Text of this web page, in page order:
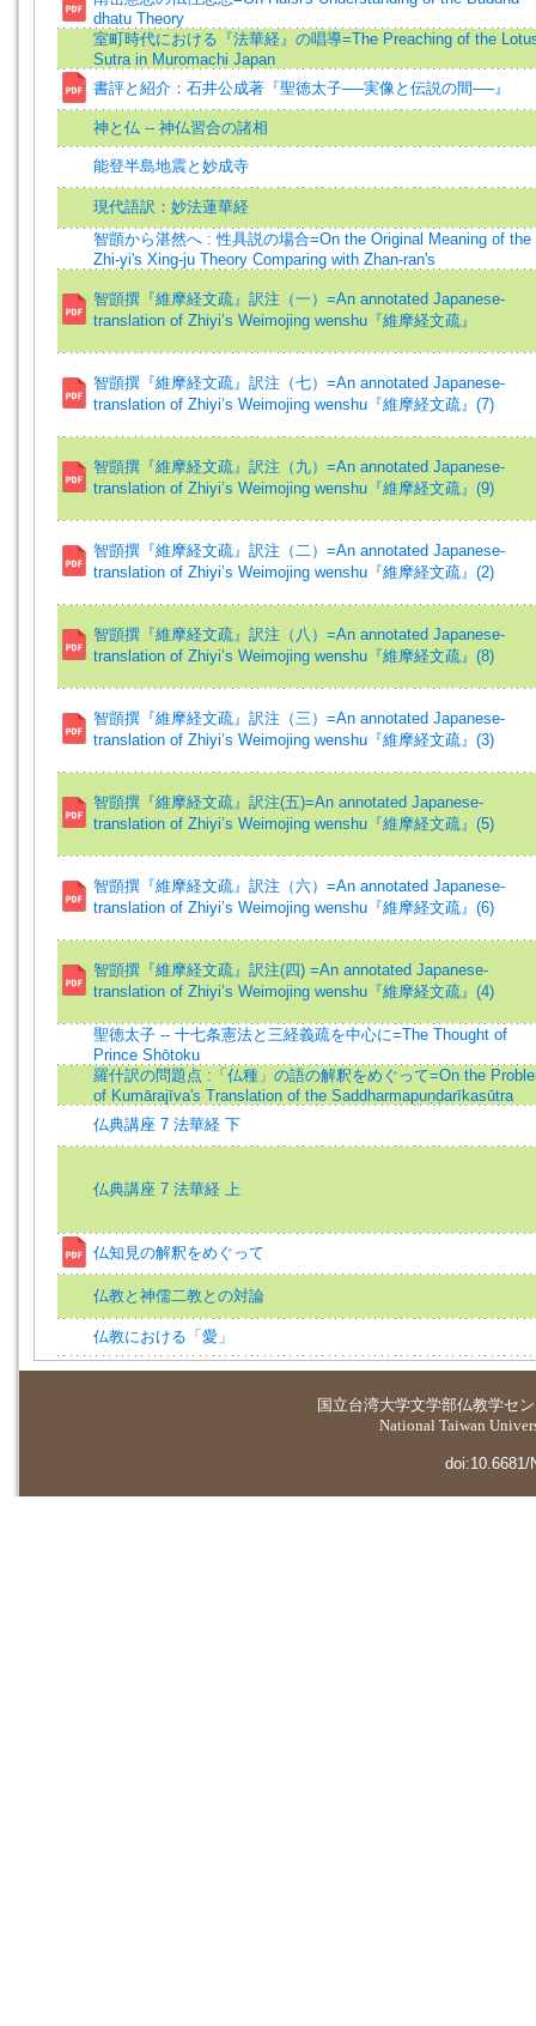
dhatu Theory
室町時代における『法華経』の唱導=The Preaching of the
Sutra in Muromachi Japan
書評と紹介：石井公成著『聖徳太子──実像と伝説の間──』
神と仏 -- 神仏習合の諸相
能登半島地震と妙成寺
現代語訳：妙法蓮華経
智顗から湛然へ : 性具説の場合=On the Original Meaning of the
Zhi-yi's Xing-ju Theory Comparing with Zhan-ran's
智顗撰『維摩経文疏』訳注（一）=An annotated Japanese-
translation of Zhiyi’s Weimojing wenshu『維摩経文疏』
智顗撰『維摩経文疏』訳注（七）=An annotated Japanese-
translation of Zhiyi’s Weimojing wenshu『維摩経文疏』(7)
智顗撰『維摩経文疏』訳注（九）=An annotated Japanese-
translation of Zhiyi’s Weimojing wenshu『維摩経文疏』(9)
智顗撰『維摩経文疏』訳注（二）=An annotated Japanese-
translation of Zhiyi’s Weimojing wenshu『維摩経文疏』(2)
智顗撰『維摩経文疏』訳注（八）=An annotated Japanese-
translation of Zhiyi’s Weimojing wenshu『維摩経文疏』(8)
智顗撰『維摩経文疏』訳注（三）=An annotated Japanese-
translation of Zhiyi’s Weimojing wenshu『維摩経文疏』(3)
智顗撰『維摩経文疏』訳注(五)=An annotated Japanese-
translation of Zhiyi’s Weimojing wenshu『維摩経文疏』(5)
智顗撰『維摩経文疏』訳注（六）=An annotated Japanese-
translation of Zhiyi’s Weimojing wenshu『維摩経文疏』(6)
智顗撰『維摩経文疏』訳注(四) =An annotated Japanese-
translation of Zhiyi’s Weimojing wenshu『維摩経文疏』(4)
聖徳太子 -- 十七条憲法と三経義疏を中心に=The Thought of
Prince Shōtoku
羅什訳の問題点 :「仏種」の語の解釈をめぐって=On the
of Kumārajīva's Translation of the Saddharmapuṇḍarīkasūtra
仏典講座 7 法華経 下
仏典講座 7 法華経 上
仏知見の解釈をめぐって
仏教と神儒二教との対論
仏教における「愛」
国立台湾大学文学部仏教学セ
National Taiwan
doi:10.6681/